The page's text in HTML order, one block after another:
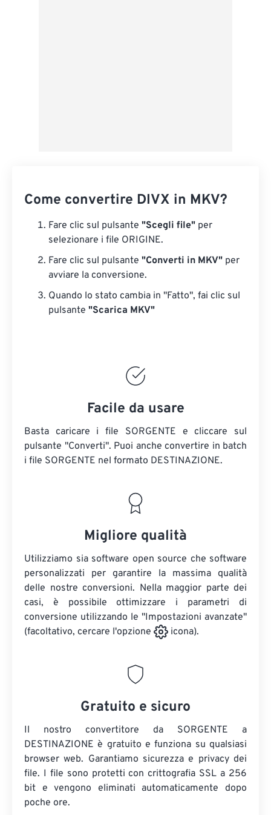
Come convertire DIVX in MKV?
Fare clic sul pulsante "Scegli file" per
selezionare i file ORIGINE.
Fare clic sul pulsante "Converti in MKV" per
avviare la conversione.
Quando lo stato cambia in "Fatto", fai clic sul
pulsante "Scarica MKV"
Facile da usare
Basta caricare i file SORGENTE e cliccare sul
pulsante "Converti". Puoi anche convertire in batch
i file SORGENTE nel formato DESTINAZIONE.
Migliore qualità
Utilizziamo sia software open source che software
personalizzati per garantire la massima qualità
delle nostre conversioni. Nella maggior parte dei
casi, è possibile ottimizzare i parametri di
conversione utilizzando le "Impostazioni avanzate"
(facoltativo, cercare l'opzione
icona).
Gratuito e sicuro
Il nostro convertitore da SORGENTE a
DESTINAZIONE è gratuito e funziona su qualsiasi
browser web. Garantiamo sicurezza e privacy dei
file. I file sono protetti con crittografia SSL a 256
bit e vengono eliminati automaticamente dopo
poche ore.